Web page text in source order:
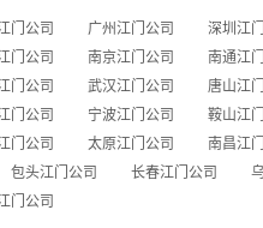
门公司 广州江门公司 深圳江
门公司 南京江门公司 南通江
门公司 武汉江门公司 唐山江
门公司 宁波江门公司 鞍山江
门公司 太原江门公司 南昌江
包头江门公司 长春江门公司
门公司